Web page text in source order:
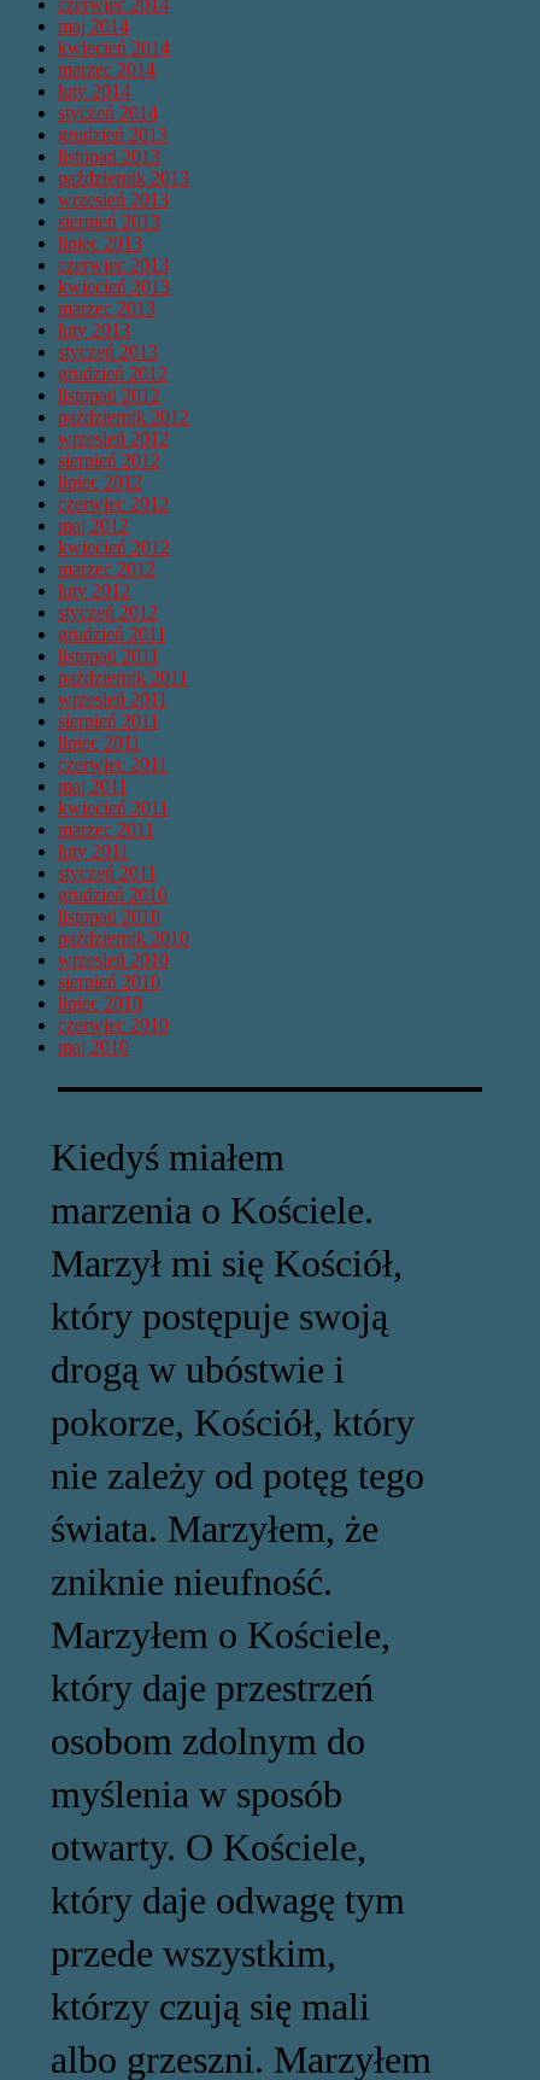
czerwiec 2014
maj 2014
kwiecień 2014
marzec 2014
luty 2014
styczeń 2014
grudzień 2013
listopad 2013
październik 2013
wrzesień 2013
sierpień 2013
lipiec 2013
czerwiec 2013
kwiecień 2013
marzec 2013
luty 2013
styczeń 2013
grudzień 2012
listopad 2012
październik 2012
wrzesień 2012
sierpień 2012
lipiec 2012
czerwiec 2012
maj 2012
kwiecień 2012
marzec 2012
luty 2012
styczeń 2012
grudzień 2011
listopad 2011
październik 2011
wrzesień 2011
sierpień 2011
lipiec 2011
czerwiec 2011
maj 2011
kwiecień 2011
marzec 2011
luty 2011
styczeń 2011
grudzień 2010
listopad 2010
październik 2010
wrzesień 2010
sierpień 2010
lipiec 2010
czerwiec 2010
maj 2010
Kiedyś miałem
marzenia o Kościele.
Marzył mi się Kościół,
który postępuje swoją
drogą w ubóstwie i
pokorze, Kościół, który
nie zależy od potęg tego
świata. Marzyłem, że
zniknie nieufność.
Marzyłem o Kościele,
który daje przestrzeń
osobom zdolnym do
myślenia w sposób
otwarty. O Kościele,
który daje odwagę tym
przede wszystkim,
którzy czują się mali
albo grzeszni. Marzyłem